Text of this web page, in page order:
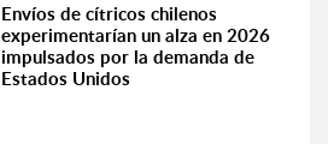
Envíos de cítricos chilenos
experimentarían un alza en 2026
impulsados por la demanda de
Estados Unidos